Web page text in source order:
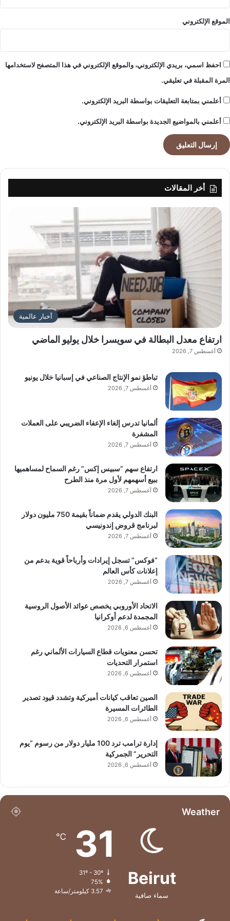
ق
ا
ل
ا
ل
ي
الموقع الإلكتروني
احفظ اسمي، بريدي الإلكتروني، والموقع الإلكتروني في هذا المتصفح لاستخدامها
المرة المقبلة في تعليقي.
أعلمني بمتابعة التعليقات بواسطة البريد الإلكتروني.
أعلمني بالمواضيع الجديدة بواسطة البريد الإلكتروني.
أخر المقالات
أخبار عالمية
ارتفاع معدل البطالة في سويسرا خلال يوليو الماضي
أغسطس 7, 2026
تباطؤ نمو الإنتاج الصناعي في إسبانيا خلال يونيو
أغسطس 7, 2026
ألمانيا تدرس إلغاء الإعفاء الضريبي على العملات
المشفرة
أغسطس 7, 2026
ارتفاع سهم “سبيس إكس” رغم السماح لمساهميها
ببيع أسهمهم لأول مرة منذ الطرح
أغسطس 7, 2026
البنك الدولي يقدم ضماناً بقيمة 750 مليون دولار
لبرنامج قروض إندونيسي
أغسطس 7, 2026
“فوكس” تسجل إيرادات وأرباحاً قوية بدعم من
إعلانات كأس العالم
أغسطس 7, 2026
الاتحاد الأوروبي يخصص عوائد الأصول الروسية
المجمدة لدعم أوكرانيا
أغسطس 6, 2026
تحسن معنويات قطاع السيارات الألماني رغم
استمرار التحديات
أغسطس 6, 2026
الصين تعاقب كيانات أميركية وتشدد قيود تصدير
الطائرات المسيرة
أغسطس 6, 2026
إدارة ترامب ترد 100 مليار دولار من رسوم “يوم
التحرير” الجمركية
أغسطس 6, 2026
Weather
Beirut
سماء صافية
31
℃
31º - 30º
75%
3.57 كيلومتر/ساعة